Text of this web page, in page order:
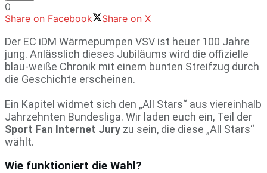
0
Share on Facebook
Share on X
Der EC iDM Wärmepumpen VSV ist heuer 100 Jahre
jung. Anlässlich dieses Jubiläums wird die offizielle
blau-weiße Chronik mit einem bunten Streifzug durch
die Geschichte erscheinen.
Ein Kapitel widmet sich den „All Stars“ aus viereinhalb
Jahrzehnten Bundesliga. Wir laden euch ein, Teil der
Sport Fan Internet Jury zu sein, die diese „All Stars“
wählt.
Wie funktioniert die Wahl?